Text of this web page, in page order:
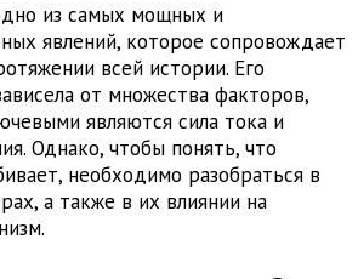
из самых мощных и
явлений, которое сопровождает
всей истории. Его
от множества факторов,
являются сила тока и
Однако, чтобы понять, что
необходимо разобраться в
а также в их влиянии на